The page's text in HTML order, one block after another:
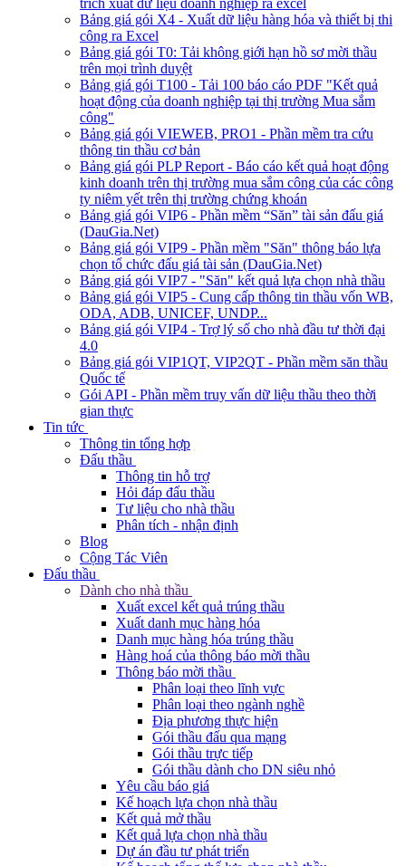
trích xuất dữ liệu doanh nghiệp ra excel
Bảng giá gói X4 - Xuất dữ liệu hàng hóa và thiết bị thi
công ra Excel
Bảng giá gói T0: Tải không giới hạn hồ sơ mời thầu
trên mọi trình duyệt
Bảng giá gói T100 - Tải 100 báo cáo PDF "Kết quả
hoạt động của doanh nghiệp tại thị trường Mua sắm
công"
Bảng giá gói VIEWEB, PRO1 - Phần mềm tra cứu
thông tin thầu cơ bản
Bảng giá gói PLP Report - Báo cáo kết quả hoạt động
kinh doanh trên thị trường mua sắm công của các công
ty niêm yết trên thị trường chứng khoán
Bảng giá gói VIP6 - Phần mềm “Săn” tài sản đấu giá
(DauGia.Net)
Bảng giá gói VIP9 - Phần mềm "Săn" thông báo lựa
chọn tổ chức đấu giá tài sản (DauGia.Net)
Bảng giá gói VIP7 - "Săn" kết quả lựa chọn nhà thầu
Bảng giá gói VIP5 - Cung cấp thông tin thầu vốn WB,
ODA, ADB, UNICEF, UNDP...
Bảng giá gói VIP4 - Trợ lý số cho nhà đầu tư thời đại
4.0
Bảng giá gói VIP1QT, VIP2QT - Phần mềm săn thầu
Quốc tế
Gói API - Phần mềm truy vấn dữ liệu thầu theo thời
gian thực
Tin tức
Thông tin tổng hợp
Đấu thầu
Thông tin hỗ trợ
Hỏi đáp đấu thầu
Tư liệu cho nhà thầu
Phân tích - nhận định
Blog
Cộng Tác Viên
Đấu thầu
Dành cho nhà thầu
Xuất excel kết quả trúng thầu
Xuất danh mục hàng hóa
Danh mục hàng hóa trúng thầu
Hàng hoá của thông báo mời thầu
Thông báo mời thầu
Phân loại theo lĩnh vực
Phân loại theo ngành nghề
Địa phương thực hiện
Gói thầu đấu qua mạng
Gói thầu trực tiếp
Gói thầu dành cho DN siêu nhỏ
Yêu cầu báo giá
Kế hoạch lựa chọn nhà thầu
Kết quả mở thầu
Kết quả lựa chọn nhà thầu
Dự án đầu tư phát triển